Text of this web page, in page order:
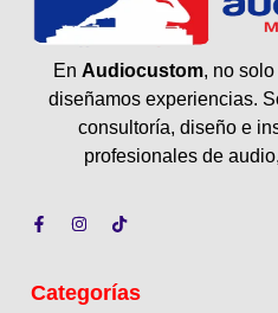
En Audiocustom, no
diseñamos experiencias.
consultoría, diseño e
profesionales de
Categorías